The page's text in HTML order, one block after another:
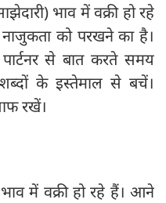
भाव में वक्री हो रहे
को परखने का है।
से बात करते समय
के इस्तेमाल से बचें।
रखें।
में वक्री हो रहे हैं। आने